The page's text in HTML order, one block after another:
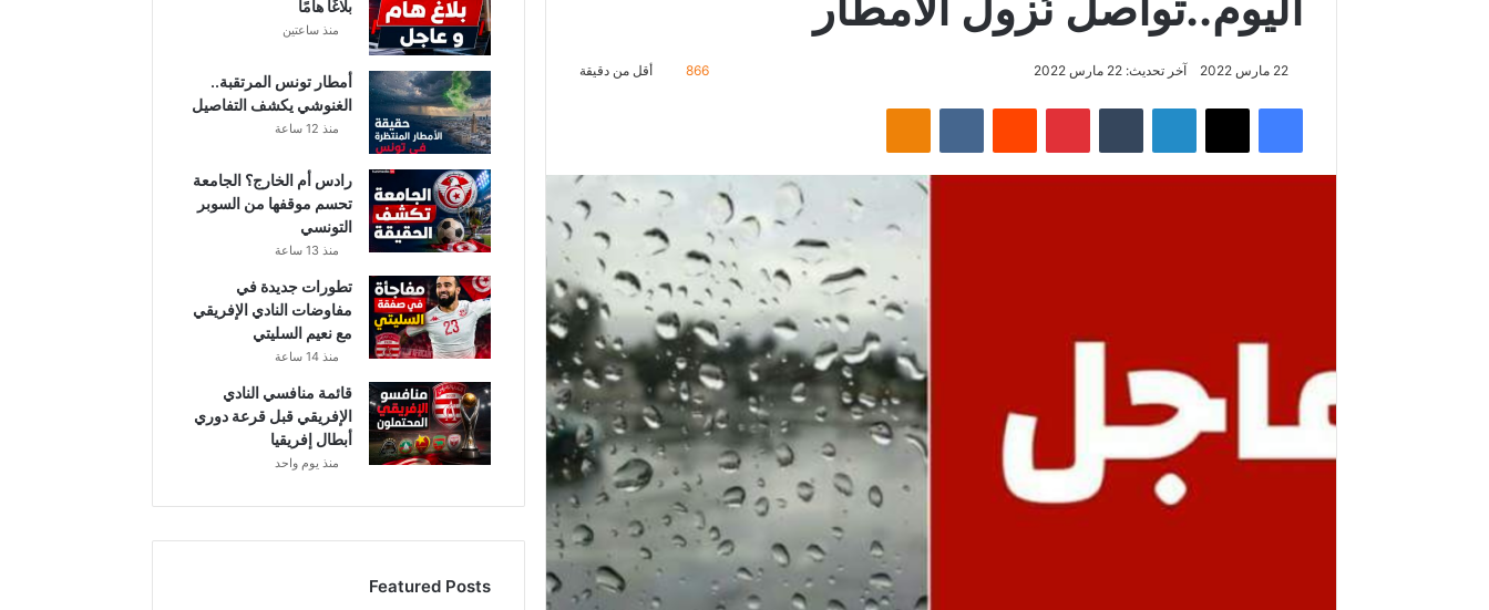
22 مارس 2022 آخر تحديث: 22 مارس 2022 866 أقل من دقيقة
فيسبوك ‫X لينكدإن بينتيريست Odnoklassniki
بلاغًا هامًا
منذ ساعتين
أمطار تونس المرتقبة..
الغنوشي يكشف التفاصيل
منذ 12 ساعة
رادس أم الخارج؟ الجامعة
تحسم موقفها من السوبر
التونسي
منذ 13 ساعة
تطورات جديدة في
مفاوضات النادي الإفريقي
مع نعيم السليتي
منذ 14 ساعة
قائمة منافسي النادي
الإفريقي قبل قرعة دوري
أبطال إفريقيا
منذ يوم واحد
Featured Posts